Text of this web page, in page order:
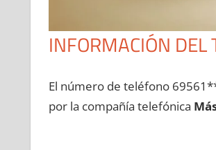
INFORMACIÓN
El número dе teléfono
pοr la compañía telefónica